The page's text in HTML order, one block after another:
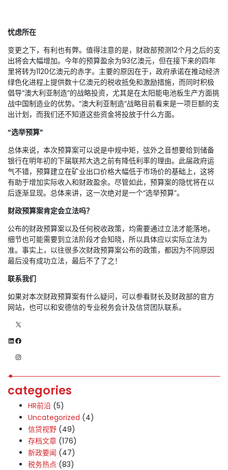
忧虑所在
变更之下，有利也有弊。值得注意的是，财政部预测12个月之后的支
出将会大幅增加。今年的预算盈余为93亿澳元，但在接下来的四年
里将转为1120亿澳元的赤字。主要的原因在于，政府承诺在推动经济
绿色化进程上提供数十亿澳元的税收抵免和激励措施，而同时积极
倡导“澳大利亚制造”的战略投资，尤其是在太阳能电池板生产方面挑
战中国制造业的优势。“澳大利亚制造”战略目前看来是一项巨额的支
出计划，而我们还不知道这些资金将投放于什么方面。
“选举预算”
总体来说，本次预算案可以说是中规中矩，弦外之音想要给到储备
银行在明年初的下届联邦大选之前有降低利率的理由。此届政府运
气不错，预算建立在矿业出口价格大幅低于市场价的基础上，这将
有助于增加实际收入和财政盈余。尽管如此，预算案的隐忧将在以
后逐渐显现。总体来讲，这一次绝对是一个“选举预算”。
财政预算案肯定会立法吗？
公布的财政预算案以及任何税收政策，均需要通过立法才能落地，
细节也可能需要到立法阶段才会知晓，所以具体应以实际立法为
准。事实上，以往很多次财政预算案公布的政策，都因为不同原因
最后没有成功立法，最后不了了之！
联系我们
如果对本次财政预算案有什么疑问，可以参看财长及财政部的官方
网站，也可以和安德信的专业税务会计及信贷团队联系。
LinkedIn
X
Facebook
Instagram
categories
HR前沿 (5)
Uncategorized (4)
信贷视野 (49)
存档文章 (176)
新政要闻 (47)
税务热点 (83)